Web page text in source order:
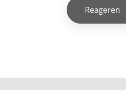
Reageren
Je e-mailadres wordt